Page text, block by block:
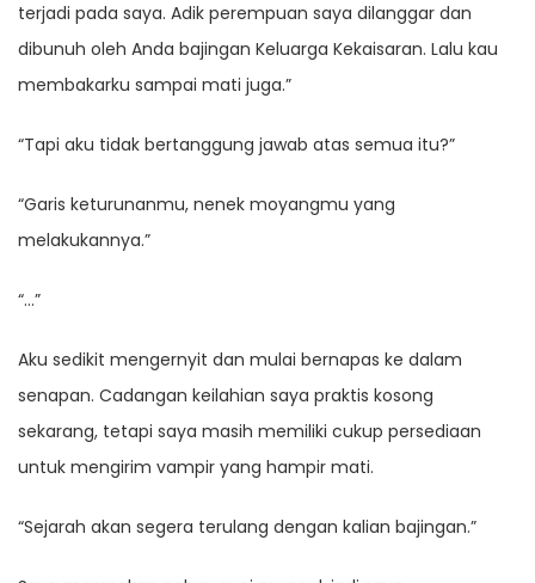
terjadi pada saya. Adik perempuan saya dilanggar dan
dibunuh oleh Anda bajingan Keluarga Kekaisaran. Lalu kau
membakarku sampai mati juga.”
“Tapi aku tidak bertanggung jawab atas semua itu?”
“Garis keturunanmu, nenek moyangmu yang
melakukannya.”
“…”
Aku sedikit mengernyit dan mulai bernapas ke dalam
senapan. Cadangan keilahian saya praktis kosong
sekarang, tetapi saya masih memiliki cukup persediaan
untuk mengirim vampir yang hampir mati.
“Sejarah akan segera terulang dengan kalian bajingan.”